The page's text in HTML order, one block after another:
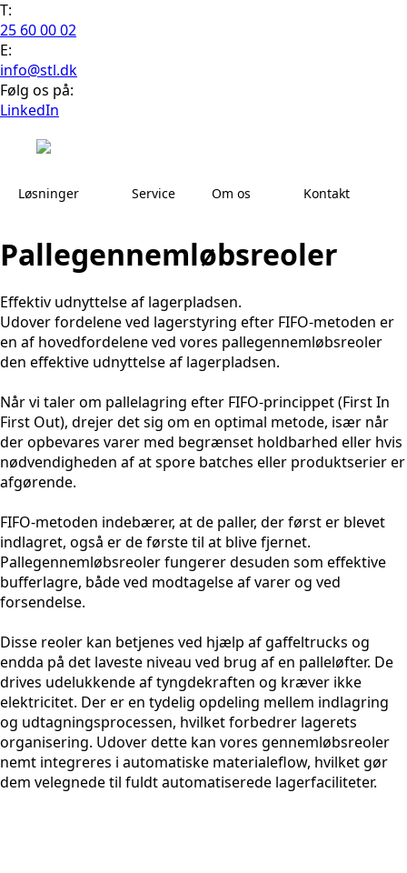
T:
25 60 00 02
E:
info@stl.dk
Følg os på:
LinkedIn
Løsninger Service Om os Kontakt
Pallegennemløbsreoler
Effektiv udnyttelse af lagerpladsen.
Udover fordelene ved lagerstyring efter FIFO-metoden er
en af hovedfordelene ved vores pallegennemløbsreoler
den effektive udnyttelse af lagerpladsen.
Når vi taler om pallelagring efter FIFO-princippet (First In
First Out), drejer det sig om en optimal metode, især når
der opbevares varer med begrænset holdbarhed eller hvis
nødvendigheden af at spore batches eller produktserier er
afgørende.
FIFO-metoden indebærer, at de paller, der først er blevet
indlagret, også er de første til at blive fjernet.
Pallegennemløbsreoler fungerer desuden som effektive
bufferlagre, både ved modtagelse af varer og ved
forsendelse.
Disse reoler kan betjenes ved hjælp af gaffeltrucks og
endda på det laveste niveau ved brug af en palleløfter. De
drives udelukkende af tyngdekraften og kræver ikke
elektricitet. Der er en tydelig opdeling mellem indlagring
og udtagningsprocessen, hvilket forbedrer lagerets
organisering. Udover dette kan vores gennemløbsreoler
nemt integreres i automatiske materialeflow, hvilket gør
dem velegnede til fuldt automatiserede lagerfaciliteter.